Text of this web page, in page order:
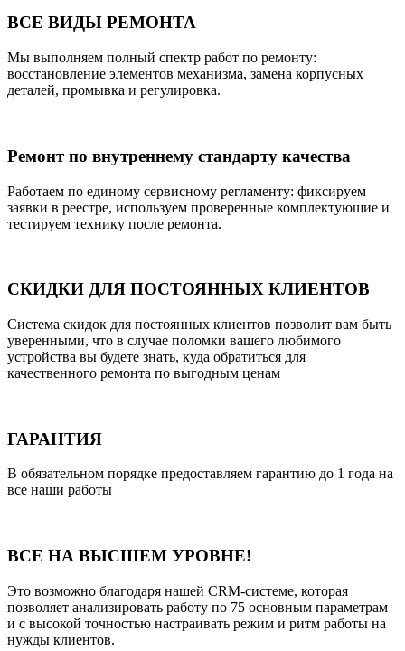
ВСЕ ВИДЫ РЕМОНТА
Мы выполняем полный спектр работ по ремонту:
восстановление элементов механизма, замена корпусных
деталей, промывка и регулировка.
Ремонт по внутреннему стандарту качества
Работаем по единому сервисному регламенту: фиксируем
заявки в реестре, используем проверенные комплектующие и
тестируем технику после ремонта.
СКИДКИ ДЛЯ ПОСТОЯННЫХ КЛИЕНТОВ
Система скидок для постоянных клиентов позволит вам быть
уверенными, что в случае поломки вашего любимого
устройства вы будете знать, куда обратиться для
качественного ремонта по выгодным ценам
ГАРАНТИЯ
В обязательном порядке предоставляем гарантию до 1 года на
все наши работы
ВСЕ НА ВЫСШЕМ УРОВНЕ!
Это возможно благодаря нашей CRM-системе, которая
позволяет анализировать работу по 75 основным параметрам
и с высокой точностью настраивать режим и ритм работы на
нужды клиентов.